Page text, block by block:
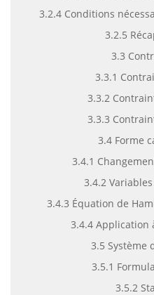
3.2.4 Conditions
3.2.5
3.3
3.3.1
3.3.2
3.3.3
3.4 Forme
3.4.1
3.4.2
3.4.3 Équation de
3.4.4 Application
3.5 Système
3.5.1
3.5.2